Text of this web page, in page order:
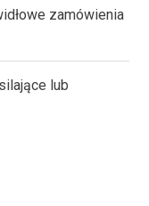
zamówienia
lub